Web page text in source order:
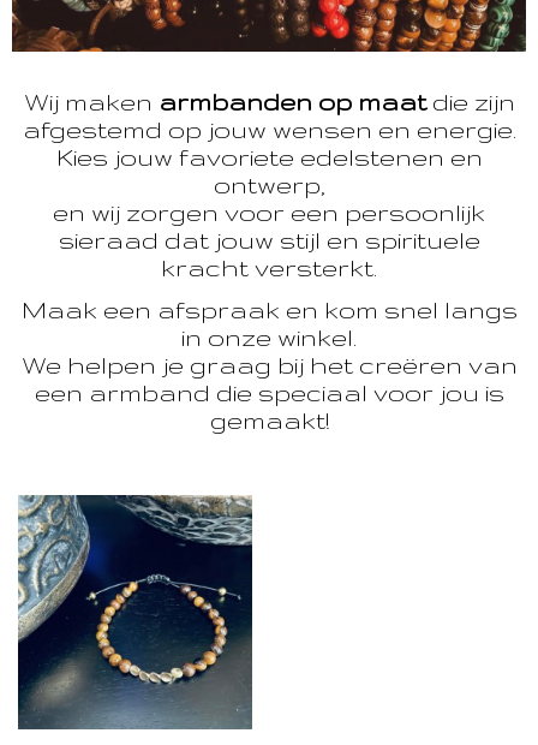
Wij maken armbanden op maatdie zijn
afgestemd op jouw wensen en energie.
Kies jouw favoriete edelstenen en
ontwerp,
en wij zorgen voor een persoonlijk
sieraad dat jouw stijl en spirituele
kracht versterkt.
Maak een afspraak en kom snel langs
in onze winkel.
We helpen je graag bij het creëren van
een armband die speciaal voor jou is
gemaakt!